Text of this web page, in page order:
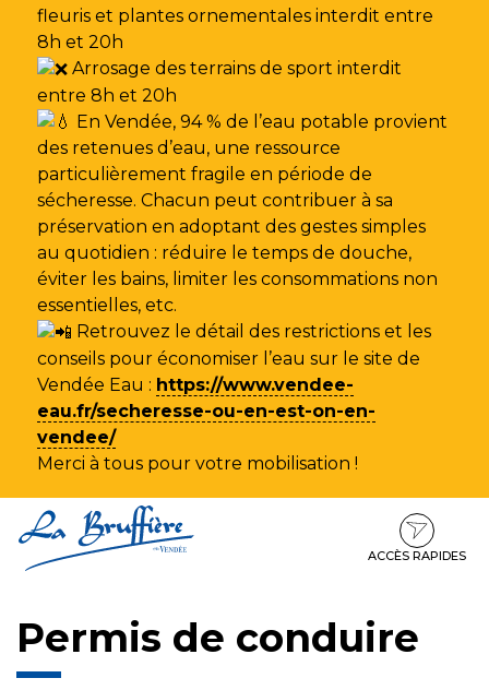
fleuris et plantes ornementales interdit entre
8h et 20h
Arrosage des terrains de sport interdit
entre 8h et 20h
En Vendée, 94 % de l’eau potable provient
des retenues d’eau, une ressource
particulièrement fragile en période de
sécheresse. Chacun peut contribuer à sa
préservation en adoptant des gestes simples
au quotidien : réduire le temps de douche,
éviter les bains, limiter les consommations non
essentielles, etc.
Retrouvez le détail des restrictions et les
conseils pour économiser l’eau sur le site de
Vendée Eau : https://www.vendee-
eau.fr/secheresse-ou-en-est-on-en-
vendee/
Merci à tous pour votre mobilisation !
au
contenu
au
ACCÈS RAPIDES
Permis de conduire